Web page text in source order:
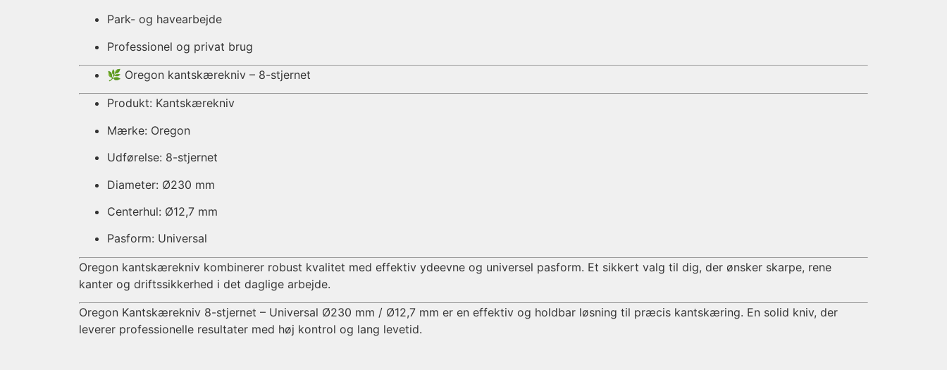
Park- og havearbejde
Professionel og privat brug
🌿 Oregon kantskærekniv – 8-stjernet
Produkt: Kantskærekniv
Mærke: Oregon
Udførelse: 8-stjernet
Diameter: Ø230 mm
Centerhul: Ø12,7 mm
Pasform: Universal
Oregon kantskærekniv kombinerer robust kvalitet med effektiv ydeevne og universel pasform. Et sikkert valg til dig, der ønsker skarpe, rene
kanter og driftssikkerhed i det daglige arbejde.
Oregon Kantskærekniv 8-stjernet – Universal Ø230 mm / Ø12,7 mm er en effektiv og holdbar løsning til præcis kantskæring. En solid kniv, der
leverer professionelle resultater med høj kontrol og lang levetid.